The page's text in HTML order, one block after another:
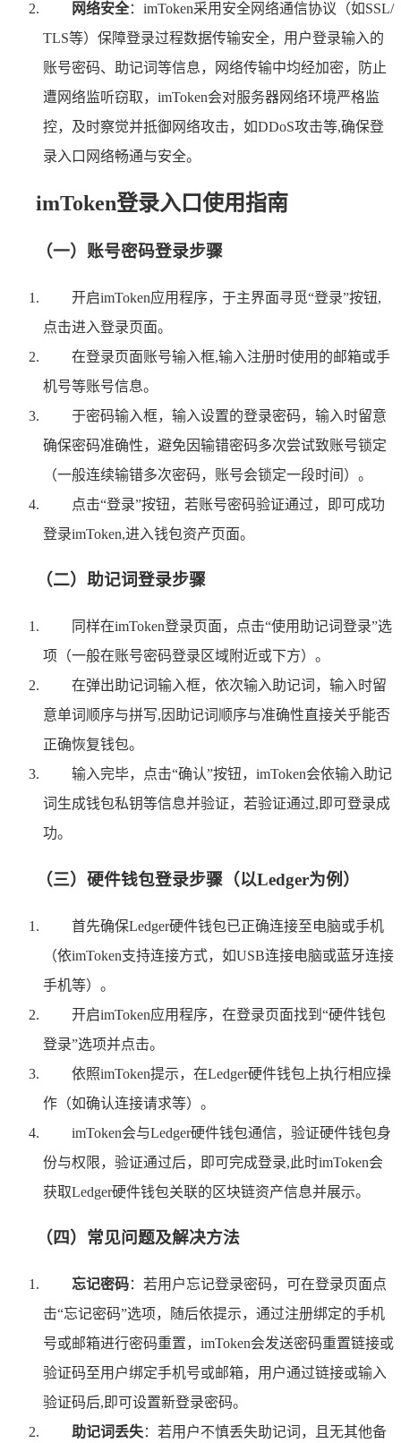
网络安全：imToken采用安全网络通信协议（如SSL/
TLS等）保障登录过程数据传输安全，用户登录输入的
账号密码、助记词等信息，网络传输中均经加密，防止
遭网络监听窃取，imToken会对服务器网络环境严格监
控，及时察觉并抵御网络攻击，如DDoS攻击等,确保登
录入口网络畅通与安全。
imToken登录入口使用指南
（一）账号密码登录步骤
开启imToken应用程序，于主界面寻觅“登录”按钮,
点击进入登录页面。
在登录页面账号输入框,输入注册时使用的邮箱或手
机号等账号信息。
于密码输入框，输入设置的登录密码，输入时留意
确保密码准确性，避免因输错密码多次尝试致账号锁定
（一般连续输错多次密码，账号会锁定一段时间）。
点击“登录”按钮，若账号密码验证通过，即可成功
登录imToken,进入钱包资产页面。
（二）助记词登录步骤
同样在imToken登录页面，点击“使用助记词登录”选
项（一般在账号密码登录区域附近或下方）。
在弹出助记词输入框，依次输入助记词，输入时留
意单词顺序与拼写,因助记词顺序与准确性直接关乎能否
正确恢复钱包。
输入完毕，点击“确认”按钮，imToken会依输入助记
词生成钱包私钥等信息并验证，若验证通过,即可登录成
功。
（三）硬件钱包登录步骤（以Ledger为例）
首先确保Ledger硬件钱包已正确连接至电脑或手机
（依imToken支持连接方式，如USB连接电脑或蓝牙连接
手机等）。
开启imToken应用程序，在登录页面找到“硬件钱包
登录”选项并点击。
依照imToken提示，在Ledger硬件钱包上执行相应操
作（如确认连接请求等）。
imToken会与Ledger硬件钱包通信，验证硬件钱包身
份与权限，验证通过后，即可完成登录,此时imToken会
获取Ledger硬件钱包关联的区块链资产信息并展示。
（四）常见问题及解决方法
忘记密码：若用户忘记登录密码，可在登录页面点
击“忘记密码”选项，随后依提示，通过注册绑定的手机
号或邮箱进行密码重置，imToken会发送密码重置链接或
验证码至用户绑定手机号或邮箱，用户通过链接或输入
验证码后,即可设置新登录密码。
助记词丢失：若用户不慎丢失助记词，且无其他备